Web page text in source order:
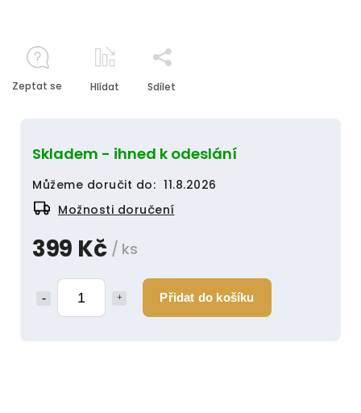
399 Kč / ks
Přidat do košíku
Skladem - ihned k odeslání
Můžeme doručit do: 11.8.2026
Možnosti doručení
Zeptat se Hlídat Sdílet